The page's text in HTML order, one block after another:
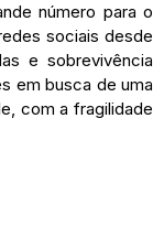
número para o
sociais desde
e sobrevivência
em busca de uma
com a fragilidade